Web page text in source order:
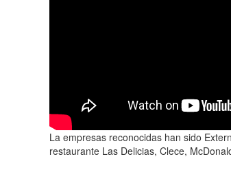
La empresas reconocidas han sido
restaurante Las Delicias, Clece,